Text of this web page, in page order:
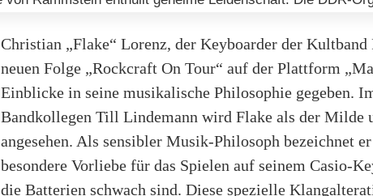
Christian „Flake“ Lorenz, der Keyboarder der
neuen Folge „Rockcraft On Tour“ auf der Plattform
Einblicke in seine musikalische Philosophie gegeben.
Bandkollegen Till Lindemann wird Flake als der Milde
angesehen. Als sensibler Musik-Philosoph bezeichnet
besondere Vorliebe für das Spielen auf seinem Casio-
die Batterien schwach sind. Diese spezielle